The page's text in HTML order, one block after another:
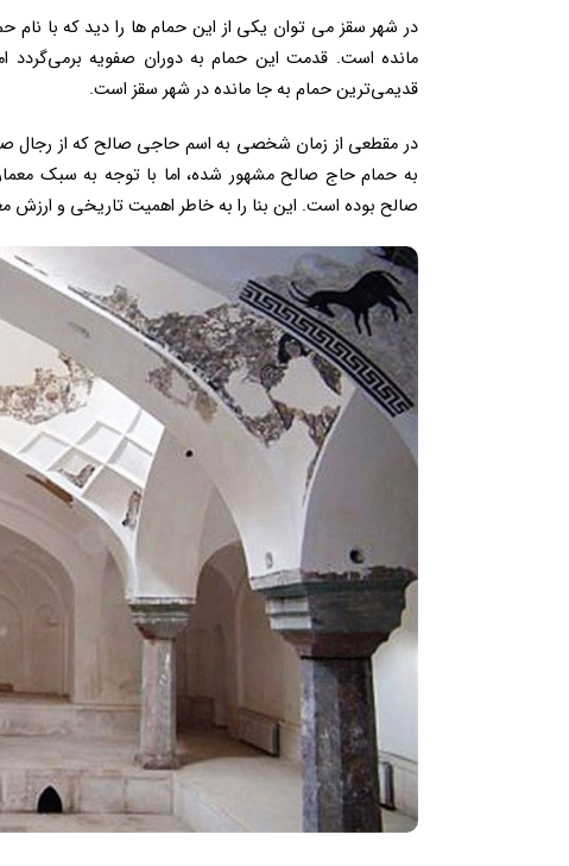
در شهر سقز می توان یکی از این حمام ها را دید که با
مانده است. قدمت این حمام به دوران صفویه برمی‌گردد
قدیمی‌ترین حمام به جا مانده در شهر سقز است.
در مقطعی از زمان شخصی به اسم حاجی صالح که از رجال
به حمام حاج صالح مشهور شده، اما با توجه به سبک
صالح بوده ‌است. این بنا را به خاطر اهمیت تاریخی و ارزش